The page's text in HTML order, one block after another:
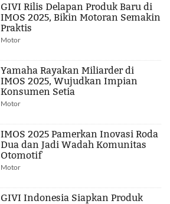
GIVI Rilis Delapan Produk Baru di
IMOS 2025, Bikin Motoran Semakin
Praktis
Motor
Yamaha Rayakan Miliarder di
IMOS 2025, Wujudkan Impian
Konsumen Setia
Motor
IMOS 2025 Pamerkan Inovasi Roda
Dua dan Jadi Wadah Komunitas
Otomotif
Motor
GIVI Indonesia Siapkan Produk